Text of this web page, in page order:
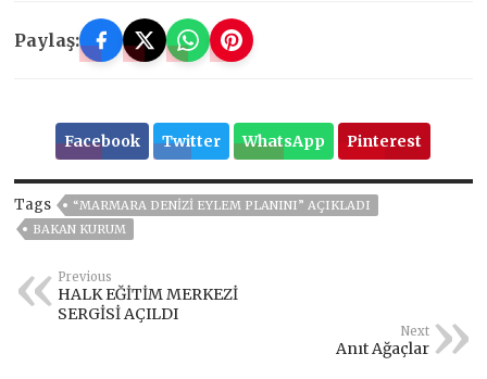
Paylaş:
Facebook Twitter WhatsApp Pinterest
Tags
“MARMARA DENİZİ EYLEM PLANINI” AÇIKLADI
BAKAN KURUM
Previous
HALK EĞİTİM MERKEZİ
SERGİSİ AÇILDI
Next
Anıt Ağaçlar